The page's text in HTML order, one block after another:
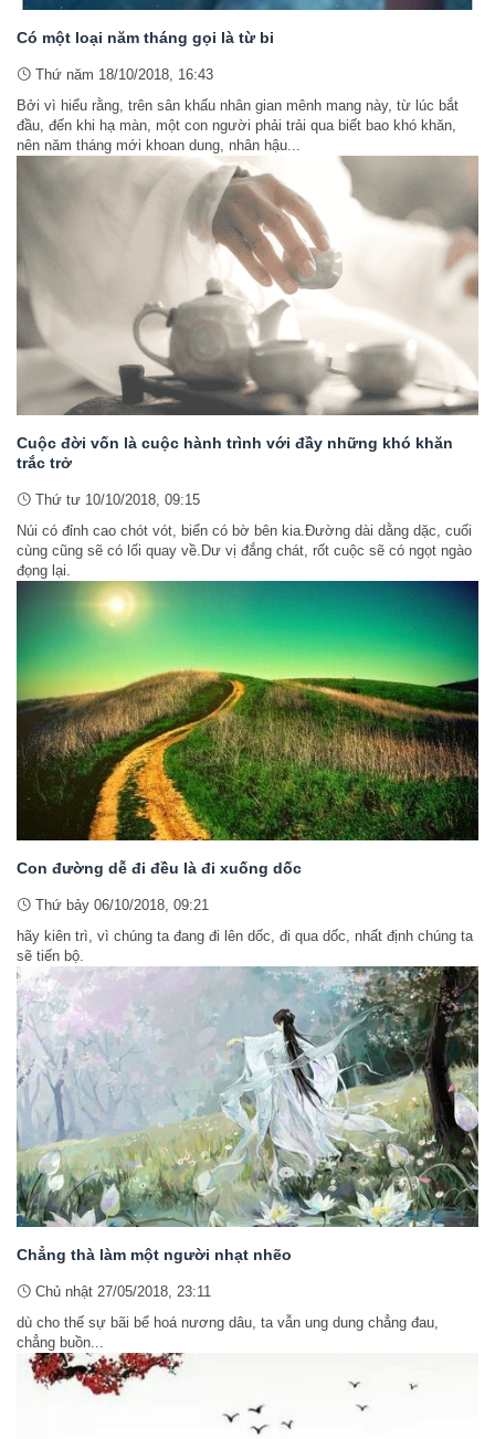
Có một loại năm tháng gọi là từ bi
Thứ năm 18/10/2018, 16:43
Bởi vì hiểu rằng, trên sân khấu nhân gian mênh mang này, từ lúc bắt
đầu, đến khi hạ màn, một con người phải trải qua biết bao khó khăn,
nên năm tháng mới khoan dung, nhân hậu...
Cuộc đời vốn là cuộc hành trình với đầy những khó khăn
trắc trở
Thứ tư 10/10/2018, 09:15
Núi có đỉnh cao chót vót, biển có bờ bên kia.Đường dài dằng dặc, cuối
cùng cũng sẽ có lối quay về.Dư vị đắng chát, rốt cuộc sẽ có ngọt ngào
đọng lại.
Con đường dễ đi đều là đi xuống dốc
Thứ bảy 06/10/2018, 09:21
hãy kiên trì, vì chúng ta đang đi lên dốc, đi qua dốc, nhất định chúng ta
sẽ tiến bộ.
Chẳng thà làm một người nhạt nhẽo
Chủ nhật 27/05/2018, 23:11
dù cho thế sự bãi bể hoá nương dâu, ta vẫn ung dung chẳng đau,
chẳng buồn...